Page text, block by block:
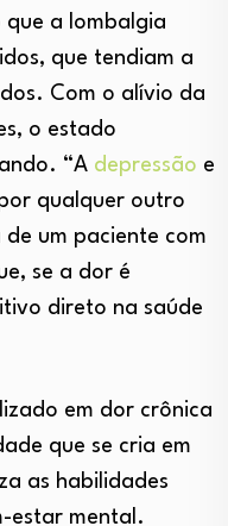
que a lombalgia
que tendiam a
Com o alívio da
o estado
“A depressão e
qualquer outro
um paciente com
se a dor é
direto na saúde
em dor crônica
que se cria em
as habilidades
estar mental.